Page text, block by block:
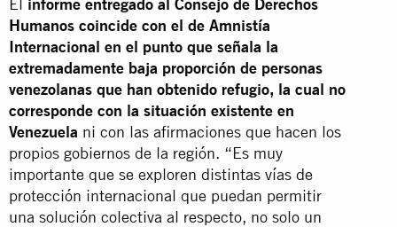
Humanos coincide con el de Amnistía
Internacional en el punto que señala la
extremadamente baja proporción de personas
venezolanas que han obtenido refugio, la cual no
corresponde con la situación existente en
Venezuela ni con las afirmaciones que hacen los
propios gobiernos de la región. “Es muy
importante que se exploren distintas vías de
protección internacional que puedan permitir
una solución colectiva al respecto, no solo un